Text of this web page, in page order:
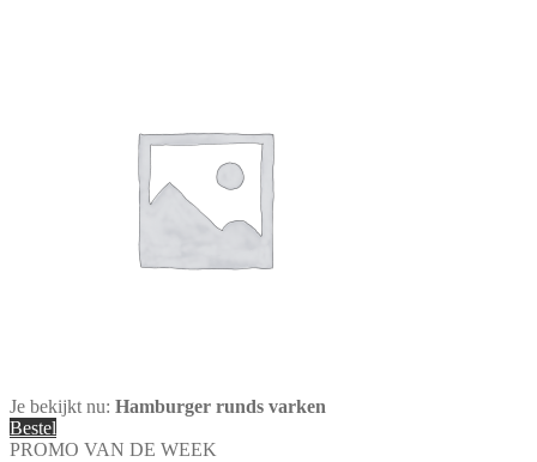
Je bekijkt nu: Hamburger runds varken
Bestel
PROMO VAN DE WEEK